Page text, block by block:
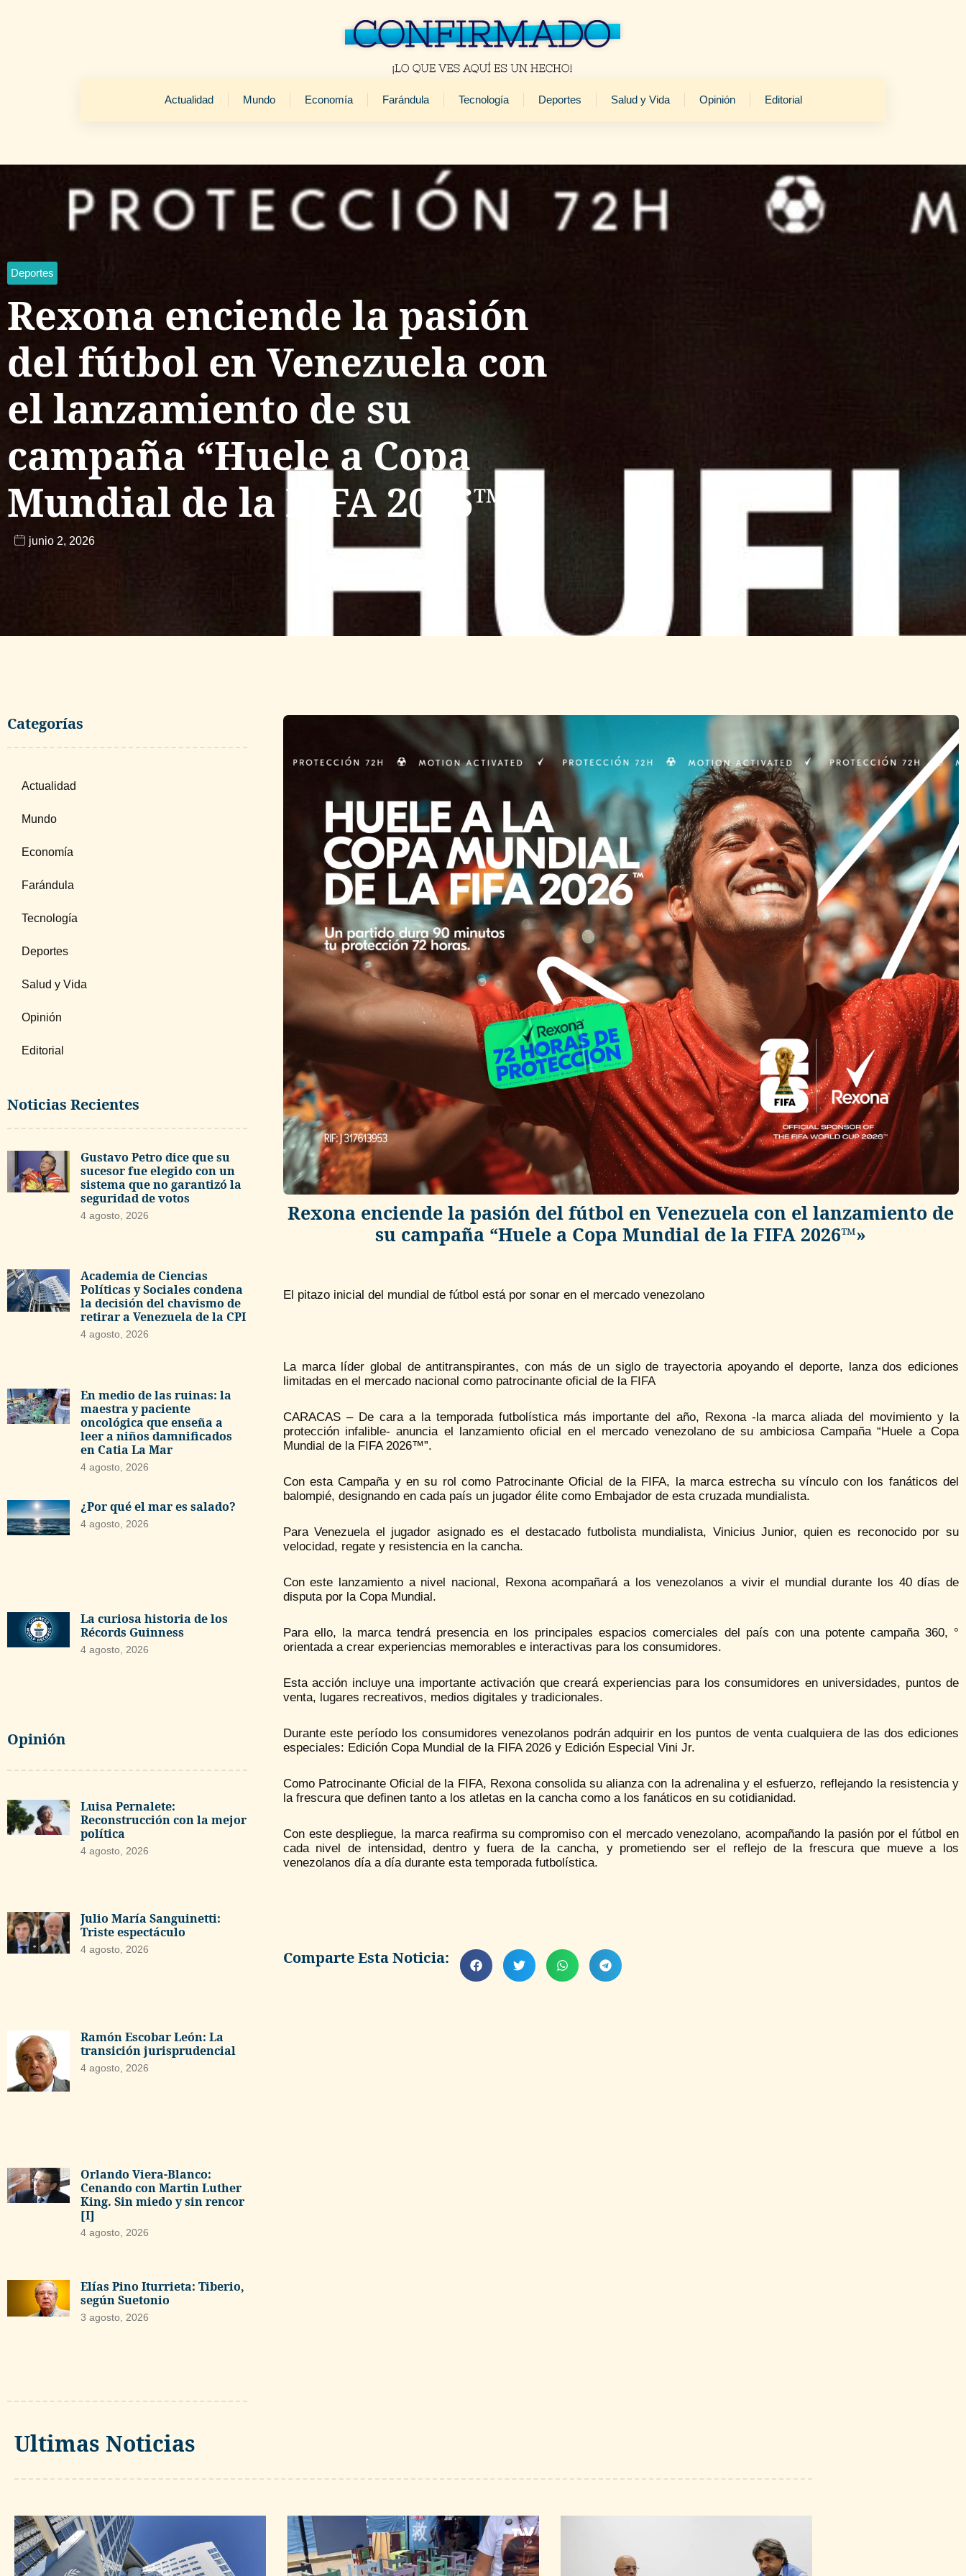
Actualidad Mundo Economía Farándula Tecnología Deportes Salud y Vida Opinión Editorial
Deportes
Rexona enciende la pasión
del fútbol en Venezuela con
el lanzamiento de su
campaña “Huele a Copa
Mundial de la FIFA 2026™»
junio 2, 2026
Categorías
Actualidad
Mundo
Economía
Farándula
Tecnología
Deportes
Salud y Vida
Opinión
Editorial
Noticias Recientes
Gustavo Petro dice que su
sucesor fue elegido con un
sistema que no garantizó la
seguridad de votos
4 agosto, 2026
Academia de Ciencias
Políticas y Sociales condena
la decisión del chavismo de
retirar a Venezuela de la CPI
4 agosto, 2026
En medio de las ruinas: la
maestra y paciente
oncológica que enseña a
leer a niños damnificados
en Catia La Mar
4 agosto, 2026
¿Por qué el mar es salado?
4 agosto, 2026
La curiosa historia de los
Récords Guinness
4 agosto, 2026
Opinión
Luisa Pernalete:
Reconstrucción con la mejor
política
4 agosto, 2026
Julio María Sanguinetti:
Triste espectáculo
4 agosto, 2026
Ramón Escobar León: La
transición jurisprudencial
4 agosto, 2026
Orlando Viera-Blanco:
Cenando con Martin Luther
King. Sin miedo y sin rencor
[I]
4 agosto, 2026
Elías Pino Iturrieta: Tiberio,
según Suetonio
3 agosto, 2026
Rexona enciende la pasión del fútbol en Venezuela con el lanzamiento de
su campaña “Huele a Copa Mundial de la FIFA 2026™»
El pitazo inicial del mundial de fútbol está por sonar en el mercado venezolano
La marca líder global de antitranspirantes, con más de un siglo de trayectoria apoyando el deporte, lanza dos ediciones
limitadas en el mercado nacional como patrocinante oficial de la FIFA
CARACAS – De cara a la temporada futbolística más importante del año, Rexona -la marca aliada del movimiento y la
protección infalible- anuncia el lanzamiento oficial en el mercado venezolano de su ambiciosa Campaña “Huele a Copa
Mundial de la FIFA 2026™”.
Con esta Campaña y en su rol como Patrocinante Oficial de la FIFA, la marca estrecha su vínculo con los fanáticos del
balompié, designando en cada país un jugador élite como Embajador de esta cruzada mundialista.
Para Venezuela el jugador asignado es el destacado futbolista mundialista, Vinicius Junior, quien es reconocido por su
velocidad, regate y resistencia en la cancha.
Con este lanzamiento a nivel nacional, Rexona acompañará a los venezolanos a vivir el mundial durante los 40 días de
disputa por la Copa Mundial.
Para ello, la marca tendrá presencia en los principales espacios comerciales del país con una potente campaña 360, °
orientada a crear experiencias memorables e interactivas para los consumidores.
Esta acción incluye una importante activación que creará experiencias para los consumidores en universidades, puntos de
venta, lugares recreativos, medios digitales y tradicionales.
Durante este período los consumidores venezolanos podrán adquirir en los puntos de venta cualquiera de las dos ediciones
especiales: Edición Copa Mundial de la FIFA 2026 y Edición Especial Vini Jr.
Como Patrocinante Oficial de la FIFA, Rexona consolida su alianza con la adrenalina y el esfuerzo, reflejando la resistencia y
la frescura que definen tanto a los atletas en la cancha como a los fanáticos en su cotidianidad.
Con este despliegue, la marca reafirma su compromiso con el mercado venezolano, acompañando la pasión por el fútbol en
cada nivel de intensidad, dentro y fuera de la cancha, y prometiendo ser el reflejo de la frescura que mueve a los
venezolanos día a día durante esta temporada futbolística.
Comparte Esta Noticia:
Ultimas Noticias